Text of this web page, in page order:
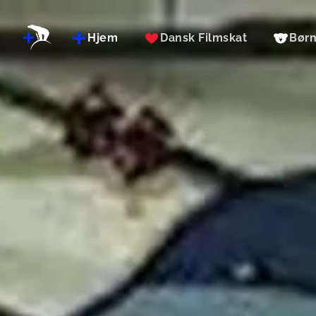
Hjem Dansk Filmskat Børn